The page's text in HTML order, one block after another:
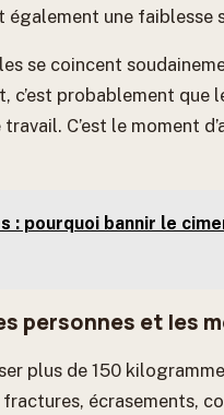
également une faiblesse
se coincent
probablement que
C’est le moment
: pourquoi bannir le
personnes et les
plus de 150
fractures, écrasements,